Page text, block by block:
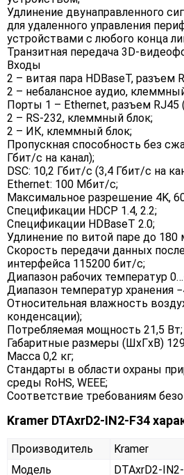
Удлинение двунаправленного
для удаленного управления
устройствами с любого конца
Транзитная передача 3D-
Входы
2 – витая пара HDBaseT, разъем
2 – небалансное аудио,
Порты 1 – Ethernet, разъем RJ45
2 – RS-232, клеммный блок;
2 – ИК, клеммный блок;
Пропускная способность без
Гбит/с на канал);
DSC: 10,2 Гбит/с (3,4 Гбит/с на
Ethernet: 100 Мбит/с;
Максимальное разрешение 4K,
Спецификации HDCP 1.4, 2.2;
Спецификации HDBaseT 2.0;
Удлинение по витой паре до 180
Скорость передачи данных
интерфейса 115200 бит/с;
Диапазон рабочих температур
Диапазон температур хранения
Относительная влажность
конденсации);
Потребляемая мощность 21,5 Вт;
Габаритные размеры (ШxГxВ)
Масса 0,2 кг;
Стандарты в области охраны
среды RoHS, WEEE;
Соответствие требованиям
Kramer DTAxrD2-IN2-F34
Производитель
Kramer
Модель
DTAxrD2-